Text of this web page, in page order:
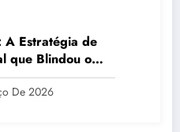
A Estratégia de
que Blindou o
De 2026